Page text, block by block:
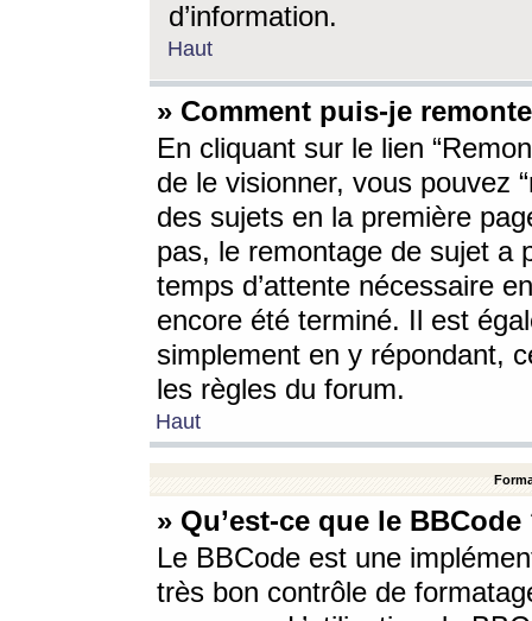
d’information.
Haut
» Comment puis-je
En cliquant sur le lien
de le visionner, vous pouvez
des sujets en la première
pas, le remontage de sujet a
temps d’attente nécessaire
encore été terminé. Il est
simplement en y répondant,
les règles du forum.
Haut
» Qu’est-ce que le BBCode
Le BBCode est une
très bon contrôle de